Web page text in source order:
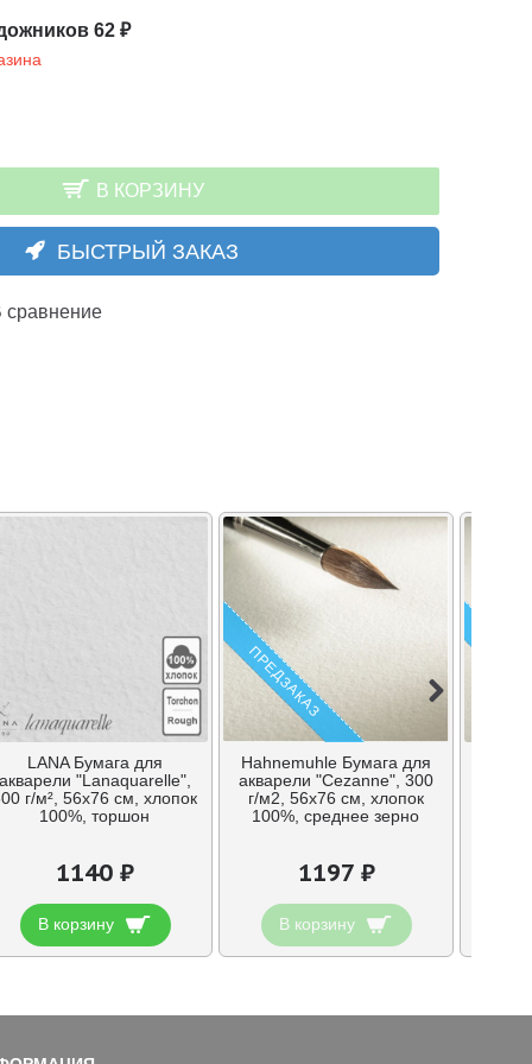
62 ₽
В КОРЗИНУ
БЫСТРЫЙ ЗАКАЗ
сравнение
LANA Бумага для
"Lanaquarelle",
г/м², 56х76 см, хлопок
100%, торшон
1140 ₽
В корзину
ПРЕДЗАКАЗ
Hahnemuhle Бумага для
акварели "Cezanne", 300
г/м2, 56х76 см, хлопок
100%, среднее зерно
1197 ₽
В корзину